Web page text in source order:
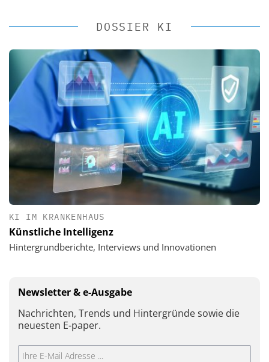
DOSSIER KI
KI IM KRANKENHAUS
Künstliche Intelligenz
Hintergrundberichte, Interviews und Innovationen
Newsletter & e-Ausgabe
Nachrichten, Trends und Hintergründe sowie die
neuesten E-paper.